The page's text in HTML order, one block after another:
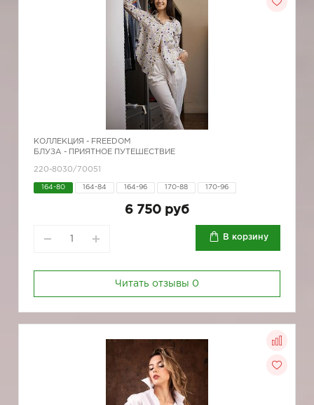
КОЛЛЕКЦИЯ - FREEDOM
БЛУЗА - ПРИЯТНОЕ ПУТЕШЕСТВИЕ
220-8030/70051
164-80 164-84 164-96 170-88 170-96
6 750 руб
В корзину
Читать отзывы 0